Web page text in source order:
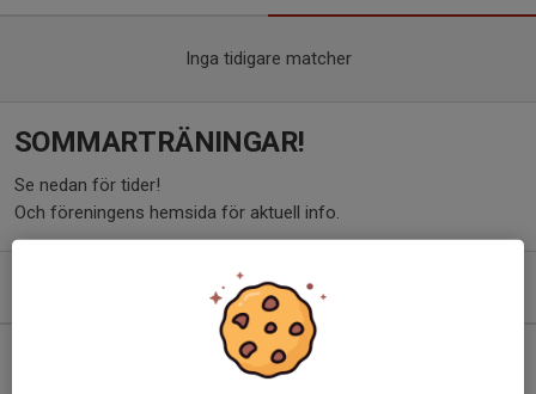
Inga tidigare matcher
SOMMARTRÄNINGAR!
Se nedan för tider!
Och föreningens hemsida för aktuell info.
Kommande aktiviteter
Inga aktiviteter inbokade